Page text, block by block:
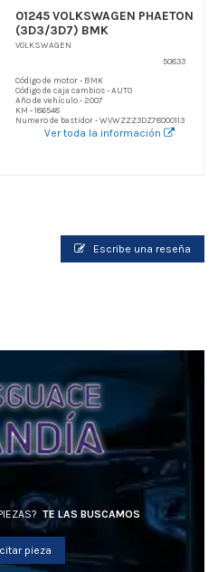
01245 VOLKSWAGEN PHAETON
(3D3/3D7) BMK
VOLKSWAGEN
50833
Código de motor - BMK
Código de caja cambios - AUTO
Año de vehículo - 2007
KM - 186548
Numero de bastidor - WVWZZZ3DZ78000113
Ver toda la información
Escribe una reseña
TE LAS BUSCAMOS
pieza